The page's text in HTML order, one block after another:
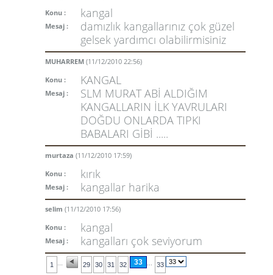
Konu :
kangal
Mesaj :
damızlık kangallarınız çok güzel
gelsek yardımcı olabilirmisiniz
MUHARREM (11/12/2010 22:56)
Konu :
KANGAL
Mesaj :
SLM MURAT ABİ ALDIĞIM
KANGALLARIN İLK YAVRULARI
DOĞDU ONLARDA TIPKI
BABALARI GİBİ .....
murtaza (11/12/2010 17:59)
Konu :
kırık
Mesaj : kangallar harika
selim (11/12/2010 17:56)
Konu :
kangal
Mesaj : kangalları çok seviyorum
1 29 30 31 32 33 33